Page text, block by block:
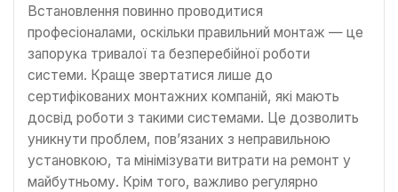
Встановлення повинно проводитися
професіоналами, оскільки правильний монтаж — це
запорука тривалої та безперебійної роботи
системи. Краще звертатися лише до
сертифікованих монтажних компаній, які мають
досвід роботи з такими системами. Це дозволить
уникнути проблем, пов’язаних з неправильною
установкою, та мінімізувати витрати на ремонт у
майбутньому. Крім того, важливо регулярно